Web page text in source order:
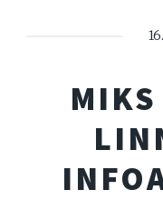
MIKS